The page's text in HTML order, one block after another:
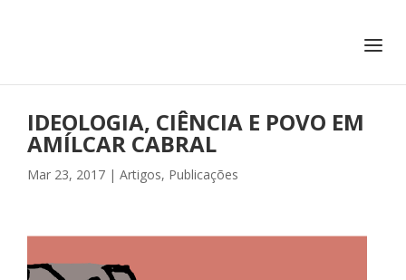
IDEOLOGIA, CIÊNCIA E POVO EM
AMÍLCAR CABRAL
Mar 23, 2017 | Artigos, Publicações